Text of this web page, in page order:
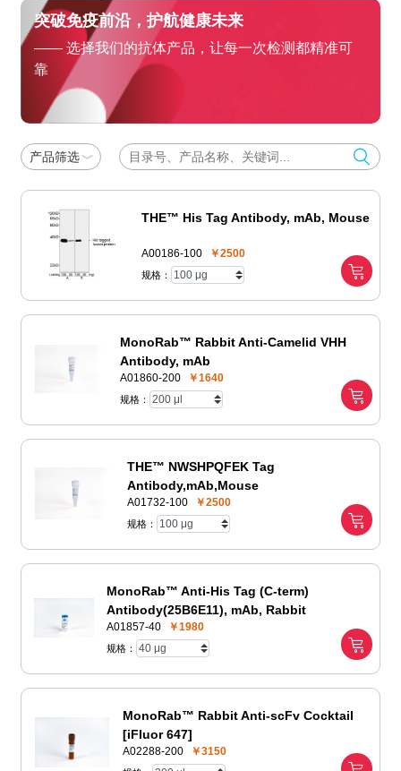
突破免疫前沿，护航健康未来
—— 选择我们的抗体产品，让每一次检测都精准可
靠
产品筛选
THE™ His Tag Antibody, mAb, Mouse
A00186-100 ￥2500
规格：
MonoRab™ Rabbit Anti-Camelid VHH
Antibody, mAb
A01860-200 ￥1640
规格：
THE™ NWSHPQFEK Tag
Antibody,mAb,Mouse
A01732-100 ￥2500
规格：
MonoRab™ Anti-His Tag (C-term)
Antibody(25B6E11), mAb, Rabbit
A01857-40 ￥1980
规格：
MonoRab™ Rabbit Anti-scFv Cocktail
[iFluor 647]
A02288-200 ￥3150